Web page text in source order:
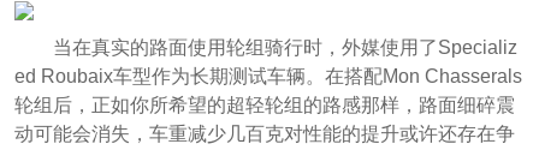
当在真实的路面使用轮组骑行时，外媒使用了Specializ
ed Roubaix车型作为长期测试车辆。在搭配Mon Chasserals
轮组后，正如你所希望的超轻轮组的路感那样，路面细碎震
动可能会消失，车重减少几百克对性能的提升或许还存在争